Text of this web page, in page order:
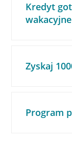
Kredyt
Zyskaj
Program